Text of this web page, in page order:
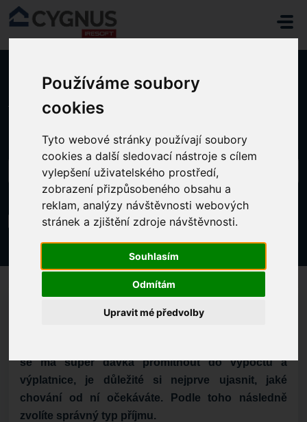
Používáme soubory
cookies
Tyto webové stránky používají soubory
cookies a další sledovací nástroje s cílem
vylepšení uživatelského prostředí,
zobrazení přizpůsobeného obsahu a
reklam, analýzy návštěvnosti webových
stránek a zjištění zdroje návštěvnosti.
Souhlasím
Odmítám
Upravit mé předvolby
Přeskočit na hlavní obsah
... Logické shrnutí zpracování super dávky
Logické shrnutí zpracování super dávky
Změněno dne Út, 5 Květen v 10:44 DOPOLEDNE
Logické shrnutí zpracování super dávky
se má super dávka promítnout do výpočtů a
výplatnice, je důležité si nejprve ujasnit, jaké
chování od ní očekáváte. Podle toho následně
zvolíte správný typ příjmu.